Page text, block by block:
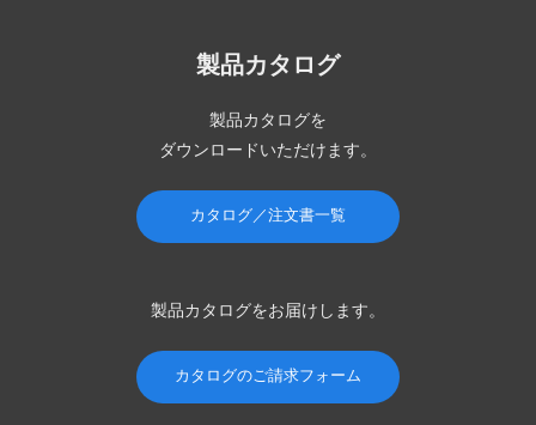
製品カタログ
製品カタログを
ダウンロードいただけます。
カタログ／注文書一覧
製品カタログをお届けします。
カタログのご請求フォーム